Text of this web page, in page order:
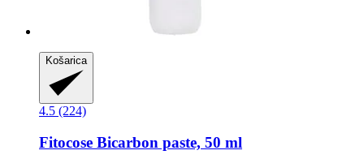
Košarica
4.5 (224)
Fitocose Bicarbon paste, 50 ml